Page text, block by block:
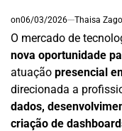
on06/03/2026 Thaisa
O mercado de
nova oportunidade
atuação presencial
direcionada a
dados,
criação de